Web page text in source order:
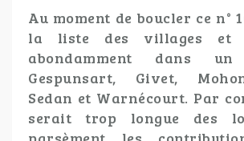
Au moment de boucler ce n°
la liste des villages et
abondamment dans
Gespunsart, Givet,
Sedan et Warnécourt. Par
serait trop longue des